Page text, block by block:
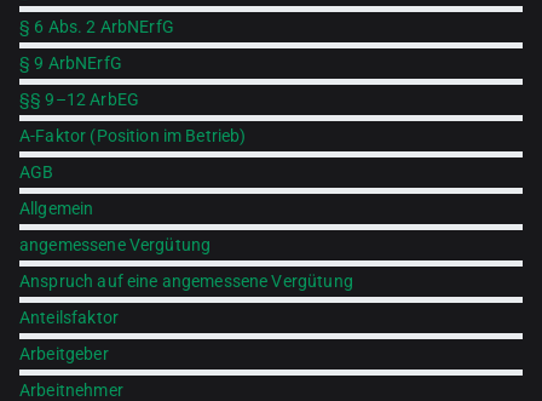
§ 6 Abs. 2 ArbNErfG
§ 9 ArbNErfG
§§ 9–12 ArbEG
A-Faktor (Position im Betrieb)
AGB
Allgemein
angemessene Vergütung
Anspruch auf eine angemessene Vergütung
Anteilsfaktor
Arbeitgeber
Arbeitnehmer